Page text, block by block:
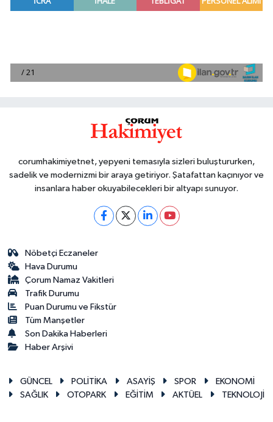
corumhakimiyetnet, yepyeni temasıyla sizleri buluştururken,
sadelik ve modernizmi bir araya getiriyor. Şatafattan kaçınıyor ve
insanlara haber okuyabilecekleri bir altyapı sunuyor.
Nöbetçi Eczaneler
Hava Durumu
Çorum Namaz Vakitleri
Trafik Durumu
Puan Durumu ve Fikstür
Tüm Manşetler
Son Dakika Haberleri
Haber Arşivi
GÜNCEL POLİTİKA ASAYİŞ SPOR
EKONOMİ
SAĞLIK
OTOPARK EĞİTİM AKTÜEL TEKNOLOJİ